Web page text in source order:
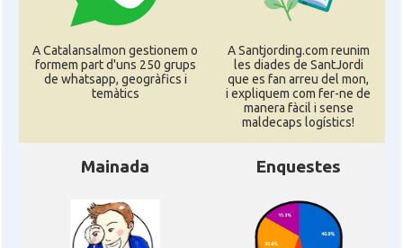
A Catalansalmon gestionem o
formem part d'uns 250 grups
de whatsapp, geogràfics i
temàtics
A Santjording.com reunim
les diades de SantJordi
que es fan arreu del mon,
i expliquem com fer-ne de
manera fàcil i sense
maldecaps logí­stics!
Mainada Enquestes